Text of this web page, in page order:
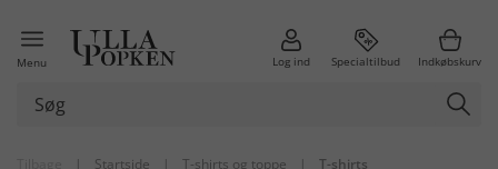
Menu Log ind Specialtilbud Indkøbskurv
| Startside | T-shirts og toppe | T-shirts